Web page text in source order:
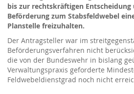
bis zur rechtskräftigen
Beförderung zum Stabsfeldwebel
Planstelle freizuhalten.
Der Antragsteller war im
Beförderungsverfahren nicht
die von der Bundeswehr in bislang
Verwaltungspraxis geforderte
Feldwebeldienstgrad noch nicht